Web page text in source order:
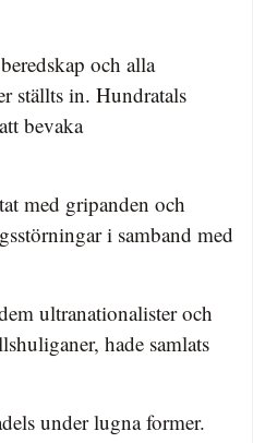
och alla
ställts in. Hundratals
bevaka
med gripanden och
i samband med
ultranationalister och
hade samlats
under lugna former.